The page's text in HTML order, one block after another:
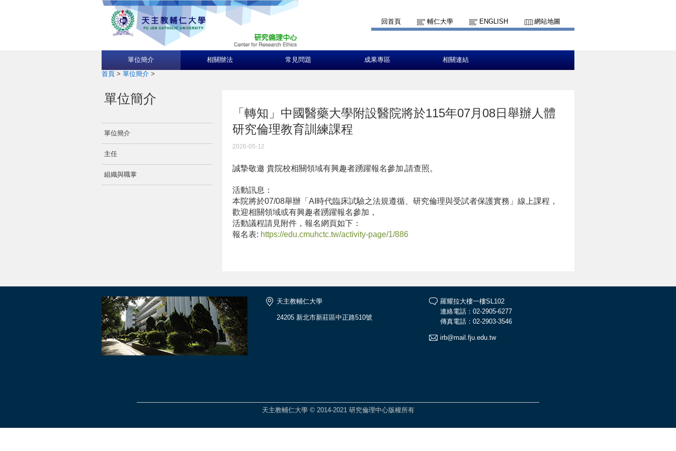
回首頁 輔仁大學 ENGLISH 網站地圖
單位簡介 相關辦法 常見問題 成果專區 相關連結
首頁 > 單位簡介 >
單位簡介
單位簡介
主任
組織與職掌
「轉知」中國醫藥大學附設醫院將於115年07月08日舉辦人體
研究倫理教育訓練課程
2026-05-12
誠摯敬邀 貴院校相關領域有興趣者踴躍報名參加,請查照。
活動訊息：
本院將於07/08舉辦「AI時代臨床試驗之法規遵循、研究倫理與受試者保護實務」線上課程，
歡迎相關領域或有興趣者踴躍報名參加，
活動議程請見附件，報名網頁如下：
報名表: https://edu.cmuhctc.tw/activity-page/1/886
天主教輔仁大學
24205 新北市新莊區中正路510號
羅耀拉大樓一樓SL102
連絡電話：02-2905-6277
傳真電話：02-2903-3546
irb@mail.fju.edu.tw
天主教輔仁大學 © 2014-2021 研究倫理中心版權所有